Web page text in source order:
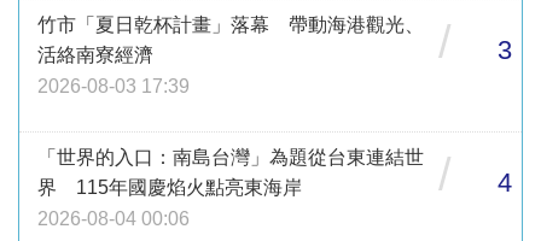
竹市「夏日乾杯計畫」落幕 帶動海港觀光、
活絡南寮經濟
2026-08-03 17:39
/ 3
「世界的入口：南島台灣」為題從台東連結世
界 115年國慶焰火點亮東海岸
2026-08-04 00:06
/ 4